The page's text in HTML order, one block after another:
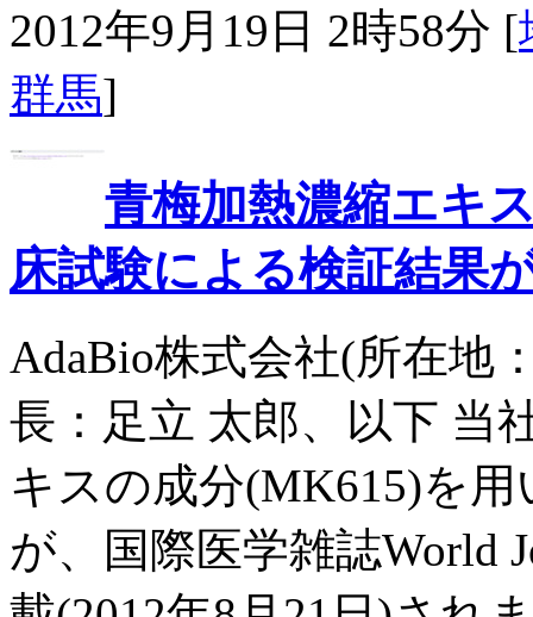
2012年9月19日 2時58分 [
群馬]
青梅加熱濃縮エキ
床試験による検証結果
AdaBio株式会社(所在地
長：足立 太郎、以下 当
キスの成分(MK615)を
が、国際医学雑誌World